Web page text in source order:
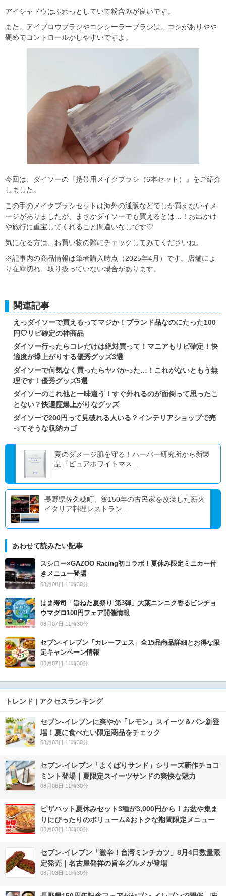
アイシャドウはふわっとしていて粉含みが良いです。
また、アイブロウブラシやコンシーラーブラシは、コシがありやや
硬めでコントロールがしやすいですよ。
今回は、ダイソーの『携帯用メイクブラシ（6本セット）』をご紹介
しました。
この手のメイクブラシセットは海外の通販などでしか買えないイメ
ージがありましたが、まさかダイソーでも買えるとは…！お出かけ
や旅行に重宝してくれること間違いなしです♡
気になる方は、お買い物の際にチェックしてみてくださいね。
※記事内の商品情報は筆者購入時点（2025年4月）です。店舗によ
り在庫切れ、取り扱っていない場合があります。
関連記事
えっダイソーで買えるってマジか！ブランド品なのにたった100
円♡リピ確定の神商品
ダイソー行ったらコレだけは絶対買って！マニアもリピ確定！快
適度が爆上がりする優秀グッズ3選
ダイソーで何気なく買ったらヤバかった…！これがないともう無
理です！優秀グッズ5選
ダイソーのこれ他と一味違う！すぐ外れるのが面倒って思ったこ
とない？快適度爆上がりなグッズ
ダイソーで200円って見破れる人いる？インテリアショップで売
ってそうな収納カゴ
夏のダメージ肌を守る！ハーバー研究所から新製
品『ピュアホワイトマス...
長野県佐久穂町、築150年の古民家を改装した薪火
イタリア料理レストラン...
あわせて読みたい記事
スシロー×GAZOO Racing初コラボ！夏休み限定ミニカー付
きメニュー登場
08月08日 11時30分
はま寿司「旨ねた夏祭り 第3弾」大葉ニンニク香るビンチョ
ウマグロ100円フェア開催情報
08月07日 11時30分
セブン‐イレブン「カレーフェス」全15品商品詳細とお得な限
定キャンペーン情報
08月07日 11時30分
トレンド | アクセスランキング
セブン‐イレブンに爽やか「レモン」スイーツ＆パン新登
場！夏に食べたい限定商品をチェック
08月03日 11時30分
セブン‐イレブン「よくばりサンド」シリーズ新作チョコ
ミント登場｜夏限定スイーツサンドの爽快な魅力
08月06日 11時30分
ピザハット夏休みセット3種が3,000円から！お盆や集ま
りにぴったりのボリューム&おトクな期間限定メニュー
08月03日 13時00分
セブン-イレブン「激辛！台湾ミンチカツ」8月4日数量限
定発売｜名古屋発祥の旨辛グルメが登場
08月03日 11時30分